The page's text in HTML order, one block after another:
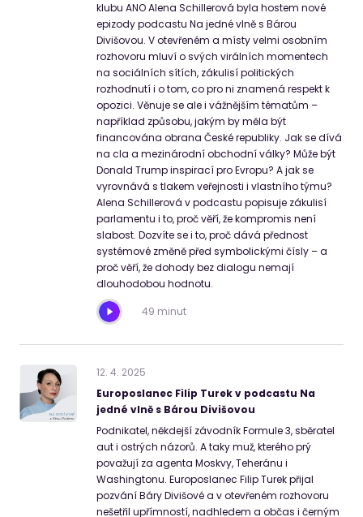
klubu ANO Alena Schillerová byla hostem nové
epizody podcastu Na jedné vlně s Bárou
Divišovou. V otevřeném a místy velmi osobním
rozhovoru mluví o svých virálních momentech
na sociálních sítích, zákulisí politických
rozhodnutí i o tom, co pro ni znamená respekt k
opozici. Věnuje se ale i vážnějším tématům –
například způsobu, jakým by měla být
financována obrana České republiky. Jak se dívá
na cla a mezinárodní obchodní války? Může být
Donald Trump inspirací pro Evropu? A jak se
vyrovnává s tlakem veřejnosti i vlastního týmu?
Alena Schillerová v podcastu popisuje zákulisí
parlamentu i to, proč věří, že kompromis není
slabost. Dozvíte se i to, proč dává přednost
systémové změně před symbolickými čísly – a
proč věří, že dohody bez dialogu nemají
dlouhodobou hodnotu.
49 minut
12. 4. 2025
Europoslanec Filip Turek v podcastu Na
jedné vlně s Bárou Divišovou
Podnikatel, někdejší závodník Formule 3, sběratel
aut i ostrých názorů. A taky muž, kterého prý
považují za agenta Moskvy, Teheránu i
Washingtonu. Europoslanec Filip Turek přijal
pozvání Báry Divišové a v otevřeném rozhovoru
nešetřil upřímností, nadhledem a občas i černým